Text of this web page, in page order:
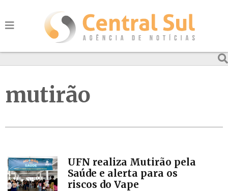
mutirão
UFN realiza Mutirão pela
Saúde e alerta para os
riscos do Vape